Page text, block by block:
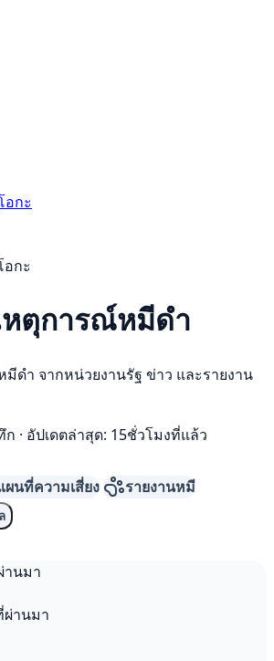
อกะ
อกะ
หตุการณ์หมีดำ
ดำ จากหน่วยงานรัฐ ข่าว และรายงาน
ก · อัปเดตล่าสุด: 15ชั่วโมงที่แล้ว
ผนที่ความเสี่ยง รายงานหมี
านมา
ผ่านมา